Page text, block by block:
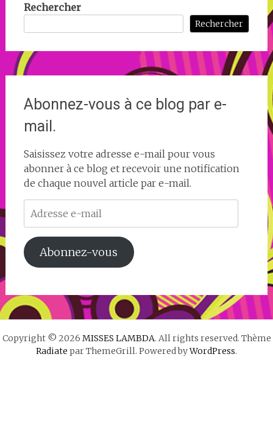
Rechercher
Rechercher
Abonnez-vous à ce blog par e-
mail.
Saisissez votre adresse e-mail pour vous
abonner à ce blog et recevoir une notification
de chaque nouvel article par e-mail.
Adresse
e-
mail
Abonnez-vous
Copyright © 2026 MISSES LAMBDA. All rights reserved. Thème
Radiate par ThemeGrill. Powered byWordPress.